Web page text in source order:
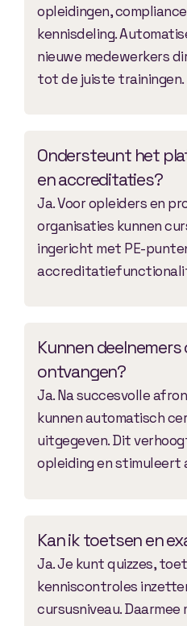
opleidingen,
kennisdeling.
nieuwe medewerkers
tot de juiste trainingen.
Ondersteunt het
en accreditaties?
Ja. Voor opleiders en
organisaties kunnen
ingericht met PE-
Kunnen
ontvangen?
Ja. Na succesvolle
kunnen automatisch
uitgegeven. Dit
opleiding en stimuleert
Kan ik toetsen en
Ja. Je kunt quizzes,
kenniscontroles
cursusniveau.